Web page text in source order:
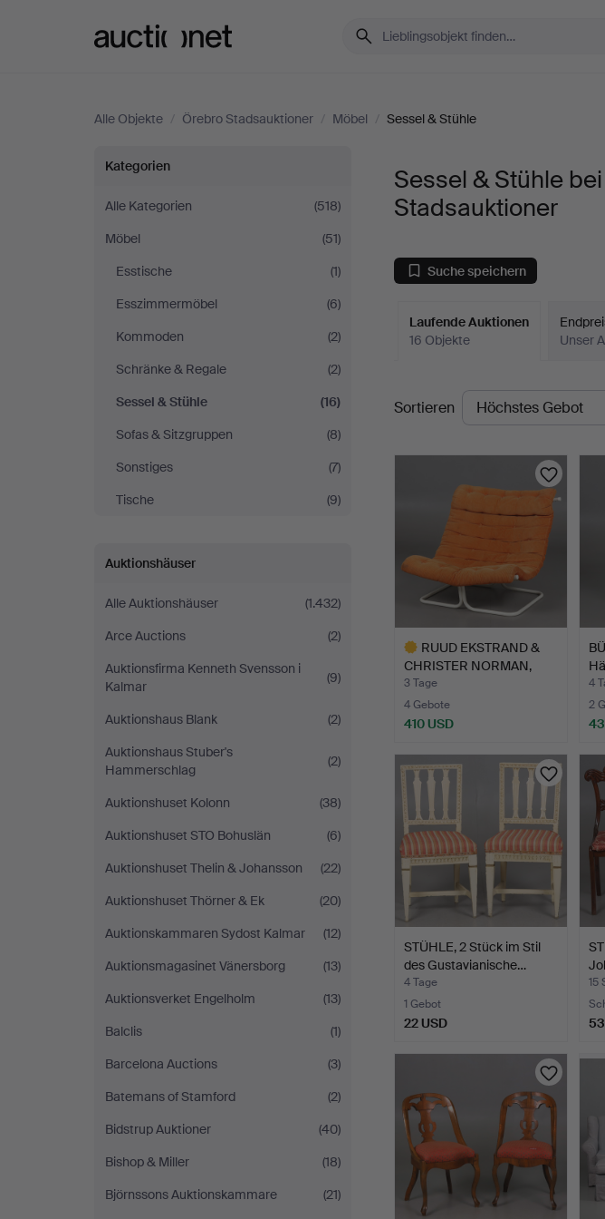
Alle Objekte / Örebro Stadsauktioner / Möbel / Sessel & Stühle
Sessel
&
Stühle
bei
Örebro
Stadsauktioner
Kategorien
Alle Kategorien
(518)
Möbel
(51)
Esstische
(1)
Esszimmermöbel
(6)
Kommoden
(2)
Schränke & Regale
(2)
Sessel & Stühle
(16)
Sofas & Sitzgruppen
(8)
Sonstiges
(7)
Tische
(9)
Auktionshäuser
Alle Auktionshäuser
(1.432)
Arce Auctions
(2)
Auktionsfirma Kenneth Svensson i
Kalmar
(9)
Auktionshaus Blank
(2)
Auktionshaus Stuber's
Hammerschlag
(2)
Auktionshuset Kolonn
(38)
Auktionshuset STO Bohuslän
(6)
Auktionshuset Thelin & Johansson
(22)
Auktionshuset Thörner & Ek
(20)
Auktionskammaren Sydost Kalmar
(12)
Auktionsmagasinet Vänersborg
(13)
Auktionsverket Engelholm
(13)
Balclis
(1)
Barcelona Auctions
(3)
Batemans of Stamford
(2)
Bidstrup Auktioner
(40)
Bishop & Miller
(18)
Björnssons Auktionskammare
(21)
Sessel & Stühle
Stadsauktioner
Suche speichern
Laufende Auktionen
16 Objekte
Unser
Laufende
Auktionen
Sortieren
RUUD EKSTRAND &
CHRISTER NORMAN,
"Formula"…
3 Tage
4 Gebote
410 USD
Objekt
4
2
STÜHLE, 2 Stück im Stil
des Gustavianische…
4 Tage
1 Gebot
22 USD
15